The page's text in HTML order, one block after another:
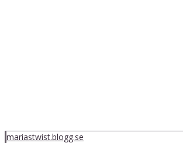
mariastwist.blogg.se